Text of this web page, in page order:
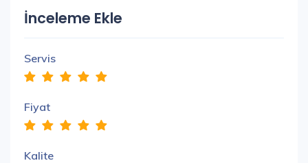
İnceleme Ekle
Servis
Fiyat
Kalite